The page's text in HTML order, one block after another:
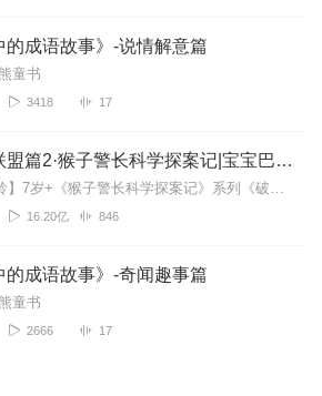
的成语故事》-说情解意篇
童书
3418 17
破坏者联盟篇2·猴子警长科学探案记|宝宝巴士故事
【适听年龄】7岁+《猴子警长科学探案记》系列《破坏者联盟篇1·猴子警长科学探案记》>>>《破坏者联盟篇2·猴子警长科学探案记》>>>《破坏者联盟篇3·猴子警长科...
16.20亿 846
的成语故事》-奇闻趣事篇
童书
2666 17